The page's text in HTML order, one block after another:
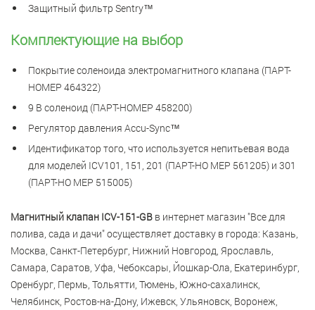
Защитный фильтр Sentry™
Комплектующие на выбор
Покрытие соленоида электромагнитного клапана (ПАРТ-
НОМЕР 464322)
9 В соленоид (ПАРТ-НОМЕР 458200)
Регулятор давления Accu-Sync™
Идентификатор того, что используется непитьевая вода
для моделей ICV101, 151, 201 (ПАРТ-НО МЕР 561205) и 301
(ПАРТ-НО МЕР 515005)
Магнитный клапан ICV-151-GB в интернет магазин "Все для
полива, сада и дачи" осуществляет доставку в города: Казань,
Москва, Санкт-Петербург, Нижний Новгород, Ярославль,
Самара, Саратов, Уфа, Чебоксары, Йошкар-Ола, Екатеринбург,
Оренбург, Пермь, Тольятти, Тюмень, Южно-сахалинск,
Челябинск, Ростов-на-Дону, Ижевск, Ульяновск, Воронеж,